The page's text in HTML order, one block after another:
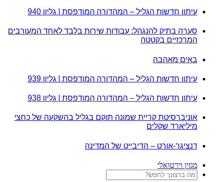
עיתון חדשות הגליל – המהדורה המודפסת | גליון 940
סערה בתיק להנגהל: עבודות שירות בלבד לאחד המעורבים
המרכזיים בקטטה
באים מאהבה
עיתון חדשות הגליל – המהדורה המודפסת | גליון 939
עיתון חדשות הגליל – המהדורה המודפסת | גליון 938
אוניברסיטת קריית שמונה תוקם בגליל בהשקעה של כחצי
מיליארד שקלים
דנציגר-אורט – הדיבייט של המדינה
מגזין וירטואלי